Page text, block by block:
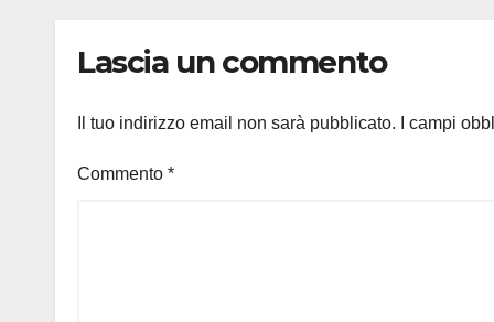
Lascia un commento
Il tuo indirizzo email non sarà pubblicato. I campi
Commento *